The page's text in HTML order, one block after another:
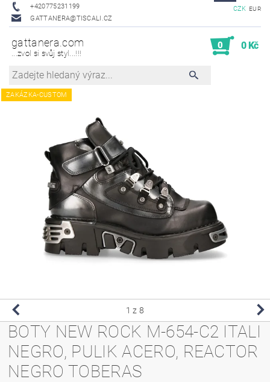
+420775231199
GATTANERA@TISCALI.CZ
CZK EUR
gattanera.com
...zvol si svůj styl...!!!
0 0 Kč
ZAKÁZKA-CUSTOM
1 z 8
BOTY NEW ROCK M-654-C2 ITALI
NEGRO, PULIK ACERO, REACTOR
NEGRO TOBERAS